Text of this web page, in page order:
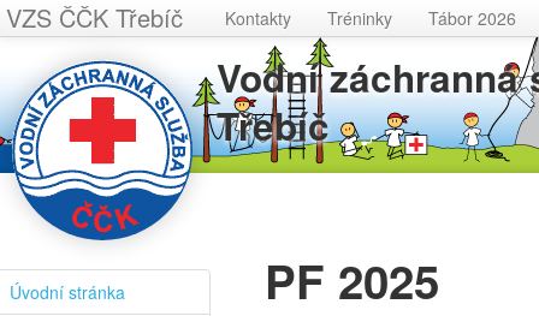
VZS ČČK Třebíč Kontakty Tréninky Tábor 2026
Vodní záchranná
Třebíč
Úvodní stránka
PF 2025